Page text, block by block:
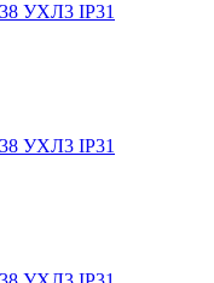
УХЛ3 IP31
УХЛ3 IP31